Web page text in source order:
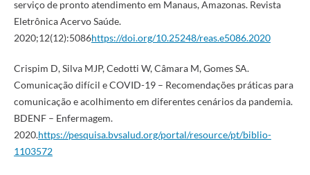
serviço de pronto atendimento em Manaus, Amazonas. Revista
Eletrônica Acervo Saúde.
2020;12(12):5086https://doi.org/10.25248/reas.e5086.2020
Crispim D, Silva MJP, Cedotti W, Câmara M, Gomes SA.
Comunicação difícil e COVID-19 – Recomendações práticas para
comunicação e acolhimento em diferentes cenários da pandemia.
BDENF – Enfermagem.
2020.https://pesquisa.bvsalud.org/portal/resource/pt/biblio-
1103572